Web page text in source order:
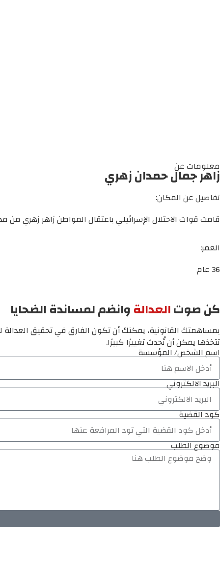
معلومات عن
زاهر جمال حمدان زهري
تفاصيل عن المكان:
قامت قوات الاحتلال الإسرائيلي باعتقال المواطن زاهر زهري من
العمر:
36 عام
كن صوتالعدالةوانضم لمساندة الضحايا
بمساهمتك القانونية، يمكنك أن تكون الفارق في تحقيق
تتخذها يمكن أن تُحدث تغييرًا كبيرًا.
اسم الشخص/ المؤسسة
البريد الالكتروني
كود القضية
موضوع الطلب